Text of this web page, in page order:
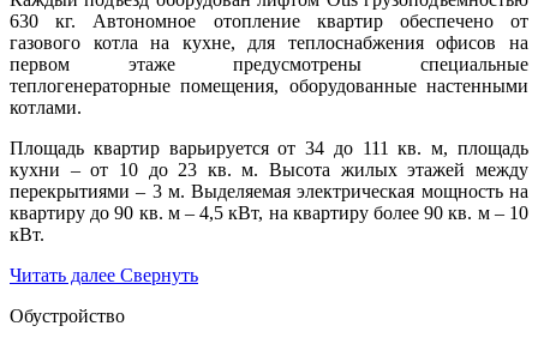
630 кг. Автономное отопление квартир обеспечено от
газового котла на кухне, для теплоснабжения офисов на
первом этаже предусмотрены специальные
теплогенераторные помещения, оборудованные настенными
котлами.
Площадь квартир варьируется от 34 до 111 кв. м, площадь
кухни – от 10 до 23 кв. м. Высота жилых этажей между
перекрытиями – 3 м. Выделяемая электрическая мощность на
квартиру до 90 кв. м – 4,5 кВт, на квартиру более 90 кв. м – 10
кВт.
Читать далее Свернуть
Обустройство